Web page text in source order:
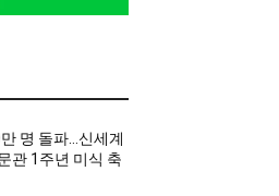
명 돌파…신세계
관 1주년 미식 축